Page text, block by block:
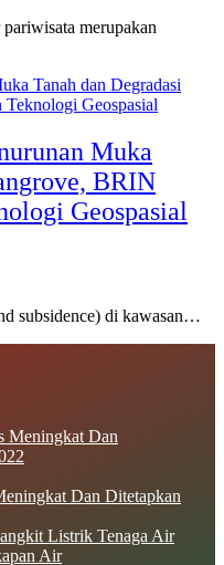
merupakan
Muka
BRIN
Geospasial
subsidence) di kawasan…
Dan Ditetapkan